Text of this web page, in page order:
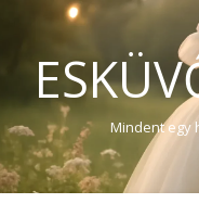
Mindent egy